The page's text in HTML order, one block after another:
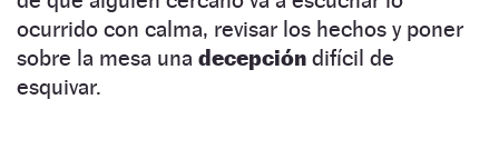
ocurrido con calma, revisar los hechos y poner
sobre la mesa una decepción difícil de
esquivar.